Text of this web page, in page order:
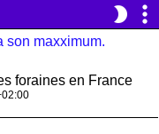
brightness_2 more_vert
foraines en France